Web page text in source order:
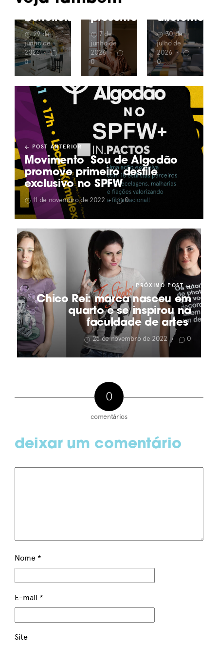
o
beneficiamento
29 de
junho de
2026 •
0
o
presente
7 de
junho de
2026 •
0
diferentes?
30 de
julho de
2026 •
0
POST ANTERIOR
Movimento Sou de Algodão
promove primeiro desfile
exclusivo no SPFW
11 de novembro de 2022 • 0
PRÓXIMO POST
Chico Rei: marca nasceu em
quarto e se inspirou na
faculdade de artes
25 de novembro de 2022 • 0
0
comentários
deixar um comentário
Nome *
E-mail *
Site